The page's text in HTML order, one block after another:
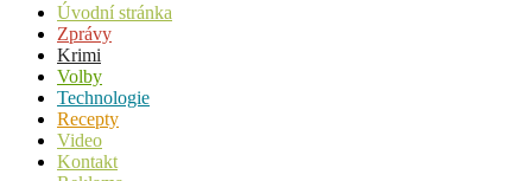
Úvodní stránka
Zprávy
Krimi
Volby
Technologie
Recepty
Video
Kontakt